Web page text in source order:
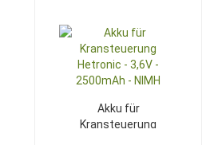
Akku für
Kransteuerung